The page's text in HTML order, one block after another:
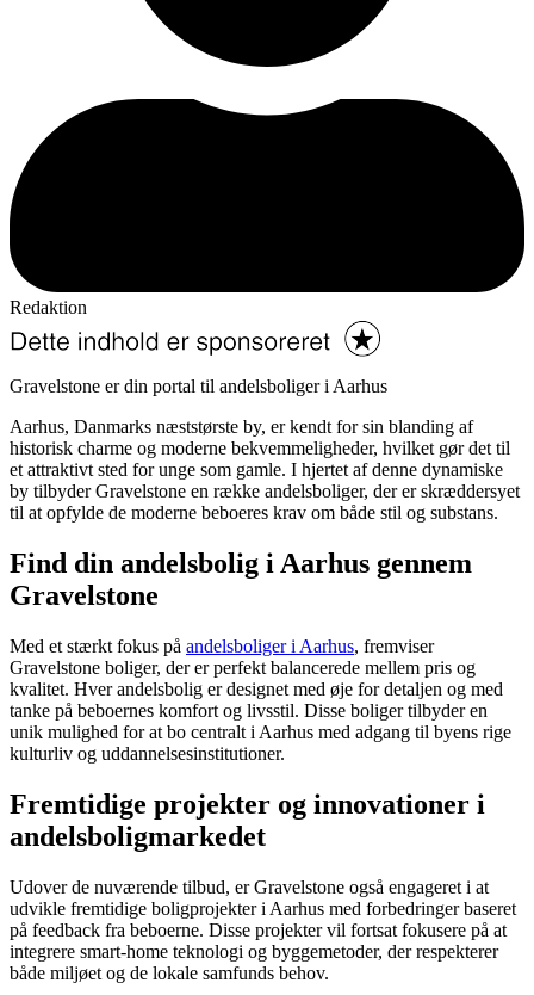
Redaktion
Gravelstone er din portal til andelsboliger i Aarhus
Aarhus, Danmarks næststørste by, er kendt for sin blanding af
historisk charme og moderne bekvemmeligheder, hvilket gør det til
et attraktivt sted for unge som gamle. I hjertet af denne dynamiske
by tilbyder Gravelstone en række andelsboliger, der er skræddersyet
til at opfylde de moderne beboeres krav om både stil og substans.
Find din andelsbolig i Aarhus gennem
Gravelstone
Med et stærkt fokus på andelsboliger i Aarhus, fremviser
Gravelstone boliger, der er perfekt balancerede mellem pris og
kvalitet. Hver andelsbolig er designet med øje for detaljen og med
tanke på beboernes komfort og livsstil. Disse boliger tilbyder en
unik mulighed for at bo centralt i Aarhus med adgang til byens rige
kulturliv og uddannelsesinstitutioner.
Fremtidige projekter og innovationer i
andelsboligmarkedet
Udover de nuværende tilbud, er Gravelstone også engageret i at
udvikle fremtidige boligprojekter i Aarhus med forbedringer baseret
på feedback fra beboerne. Disse projekter vil fortsat fokusere på at
integrere smart-home teknologi og byggemetoder, der respekterer
både miljøet og de lokale samfunds behov.